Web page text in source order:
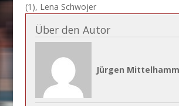
(1), Lena Schwojer
Über den Autor
Jürgen